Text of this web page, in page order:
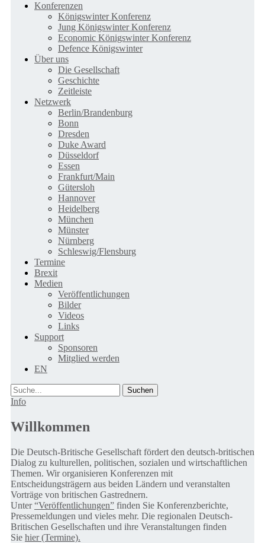
Konferenzen
Königswinter Konferenz
Jung Königswinter Konferenz
Economic Königswinter Konferenz
Defence Königswinter
Über uns
Die Gesellschaft
Geschichte
Zeitleiste
Netzwerk
Berlin/Brandenburg
Bonn
Dresden
Duke Award
Düsseldorf
Essen
Frankfurt/Main
Gütersloh
Hannover
Heidelberg
München
Münster
Nürnberg
Schleswig/Flensburg
Termine
Brexit
Medien
Veröffentlichungen
Bilder
Videos
Links
Support
Sponsoren
Mitglied werden
EN
Suche
Info
Willkommen
Die Deutsch-Britische Gesellschaft fördert den deutsch-britischen
Dialog zu kulturellen, politischen, sozialen und wirtschaftlichen
Themen. Wir organisieren Konferenzen mit
Entscheidungsträgern aus beiden Ländern und veranstalten
Vorträge von britischen Gastrednern.
Unter“Veröffentlichungen” finden Sie Konferenzberichte,
Pressemeldungen und vieles mehr. Die regionalen Deutsch-
Britischen Gesellschaften und ihre Veranstaltungen finden
Sie hier (Termine).